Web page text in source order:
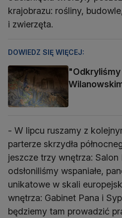
krajobrazu: rośliny,
i zwierzęta.
DOWIEDZ SIĘ WIĘCEJ:
"Odkryliśmy
- W lipcu ruszamy z
parterze skrzydła
jeszcze trzy wnętrza:
odsłoniliśmy wspaniałe,
unikatowe w skali
wnętrza: Gabinet Pana i
będziemy tam prowadzić